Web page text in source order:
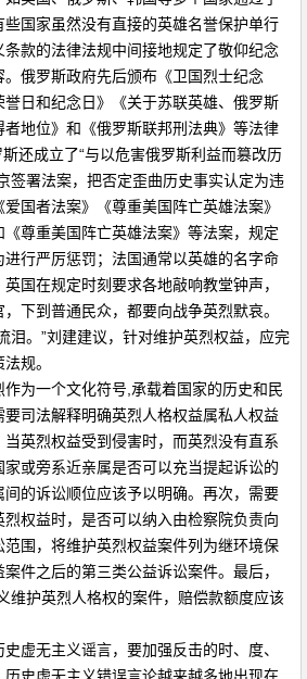
国家虽然没有直接的英雄名誉保护单行
款的法律法规中间接地规定了敬仰纪念
俄罗斯政府先后颁布《卫国烈士纪念
日和纪念日》《关于苏联英雄、俄罗斯
地位》和《俄罗斯联邦刑法典》等法律
还成立了“与以危害俄罗斯利益而篡改历
签署法案，把否定歪曲历史事实认定为违
国者法案》《尊重美国阵亡英雄法案》
《尊重美国阵亡英雄法案》等法案，规定
行严厉惩罚；法国通常以英雄的名字命
国在规定时刻要求各地敲响教堂钟声，
，下到普通民众，都要向战争英烈默哀。
。”刘建建议，针对维护英烈权益，应完
规。
为一个文化符号,承载着国家的历史和民
司法解释明确英烈人格权益属私人权益
英烈权益受到侵害时，而英烈没有直系
或旁系近亲属是否可以充当提起诉讼的
的诉讼顺位应该予以明确。再次，需要
权益时，是否可以纳入由检察院负责向
范围，将维护英烈权益案件列为继环境保
件之后的第三类公益诉讼案件。最后，
维护英烈人格权的案件，赔偿款额度应该
无主义谣言，要加强反击的时、度、